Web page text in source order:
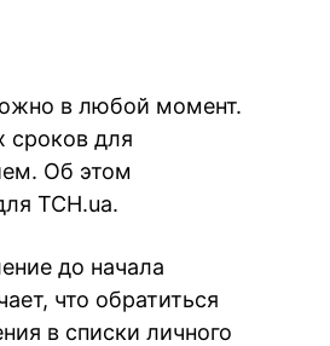
в любой момент.
сроков для
Об этом
ТСН.ua.
до начала
что обратиться
в списки личного